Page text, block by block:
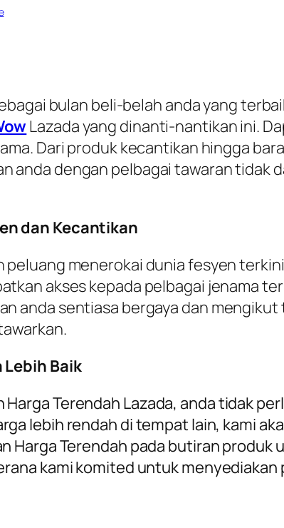
bulan beli-belah anda yang
Lazada yang dinanti-nantikan ini.
Dari produk kecantikan hingga
anda dengan pelbagai tawaran tidak
dan Kecantikan
peluang menerokai dunia fesyen
akses kepada pelbagai jenama
anda sentiasa bergaya dan
Baik
Harga Terendah Lazada, anda tidak
lebih rendah di tempat lain, kami
Harga Terendah pada butiran
kami komited untuk